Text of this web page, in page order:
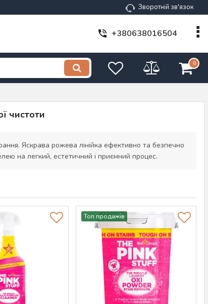
Зворотній зв'язок
+380638016504
0
чистоти
Яскрава рожева лінійка ефективно та безпечно
на легкий, естетичний і приємний процес.
Топ продажів